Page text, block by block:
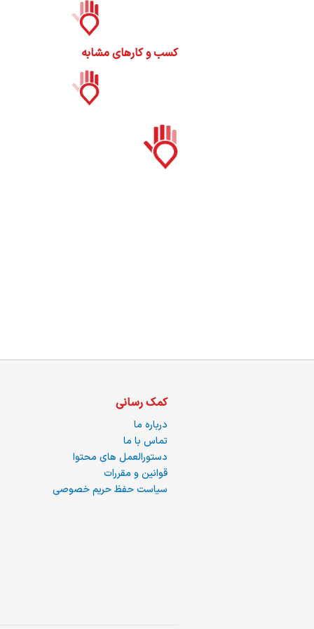
کسب و کارهای مشابه
کمک رسانی
درباره ما
تماس با ما
دستورالعمل های محتوا
قوانین و مقررات
سیاست حفظ حریم خصوصی